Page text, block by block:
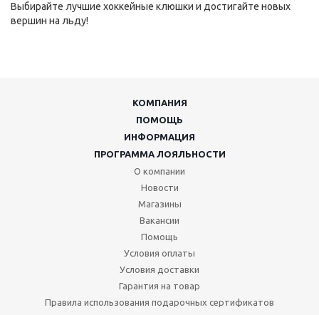
Выбирайте лучшие хоккейные клюшки и достигайте новых
вершин на льду!
КОМПАНИЯ
ПОМОЩЬ
ИНФОРМАЦИЯ
ПРОГРАММА ЛОЯЛЬНОСТИ
О компании
Новости
Магазины
Вакансии
Помощь
Условия оплаты
Условия доставки
Гарантия на товар
Правила использования подарочных сертификатов